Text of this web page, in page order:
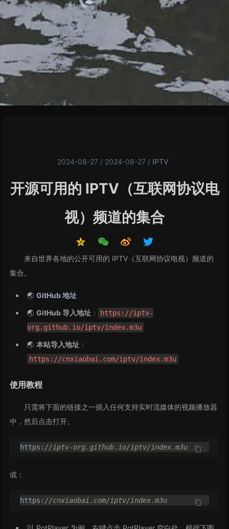
2024-08-27 / 2024-08-27 / IPTV
开源可用的 IPTV（互联网协议电
视）频道的集合
来自世界各地的公开可用的 IPTV（互联网协议电视）频道的
集合。
🌏 GitHub 地址
🌏 GitHub 导入地址 ：
https://iptv-
org.github.io/iptv/index.m3u
🌏 本站导入地址 ：
https://cnxiaobai.com/iptv/index.m3u
使用教程
只需将下面的链接之一插入任何支持实时流媒体的视频播放器
中，然后点击打开。
https: //iptv-org.github.io/iptv/index.m3u
或：
https: //cnxiaobai.com/iptv/index.m3u